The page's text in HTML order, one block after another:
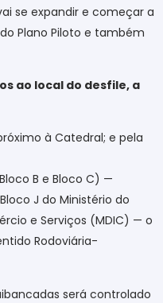
se expandir e começar a
Plano Piloto e também
ao local do desfile, a
à Catedral; e pela
B e Bloco C) —
J do Ministério do
e Serviços (MDIC) — o
Rodoviária-
será controlado